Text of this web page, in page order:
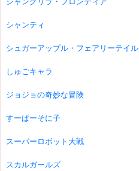
シャンティ
シュガーアップル・フェアリーテイル
しゅごキャラ
ジョジョの奇妙な冒険
すーぱーそに子
スーパーロボット大戦
スカルガールズ